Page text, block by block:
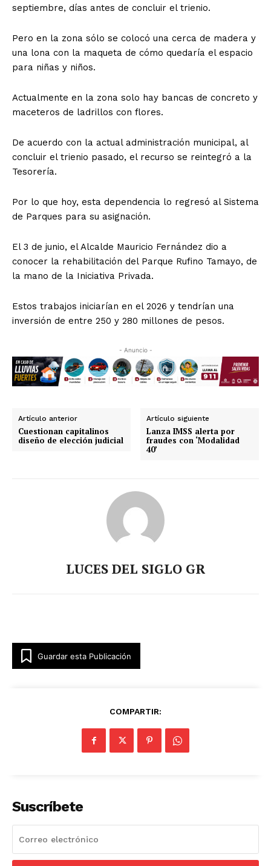
septiembre, días antes de concluir el trienio.
Pero en la zona sólo se colocó una cerca de madera y
una lona con la maqueta de cómo quedaría el espacio
para niñas y niños.
Actualmente en la zona solo hay bancas de concreto y
maceteros de ladrillos con flores.
De acuerdo con la actual administración municipal, al
concluir el trienio pasado, el recurso se reintegró a la
Tesorería.
Por lo que hoy, esta dependencia lo regresó al Sistema
de Parques para su asignación.
El 3 de junio, el Alcalde Mauricio Fernández dio a
conocer la rehabilitación del Parque Rufino Tamayo, de
la mano de la Iniciativa Privada.
Estos trabajos iniciarían en el 2026 y tendrían una
inversión de entre 250 y 280 millones de pesos.
- Anuncio -
Artículo anterior
Cuestionan capitalinos
diseño de elección judicial
Artículo siguiente
Lanza IMSS alerta por
fraudes con ‘Modalidad
40’
LUCES DEL SIGLO GR
Guardar esta Publicación
COMPARTIR:
Suscríbete